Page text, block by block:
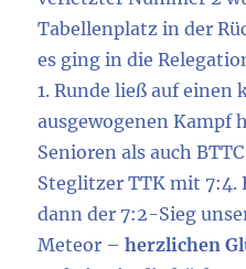
Tabellenplatz in der
es ging in die
1. Runde ließ auf einen
ausgewogenen Kampf
Senioren als auch
Steglitzer TTK mit 7:4.
dann der 7:2-Sieg
Meteor –herzlichen